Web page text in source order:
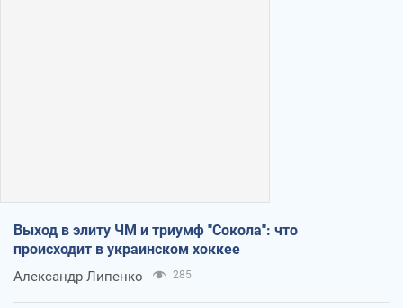
Выход в элиту ЧМ и триумф "Сокола": что
происходит в украинском хоккее
Александр Липенко 285